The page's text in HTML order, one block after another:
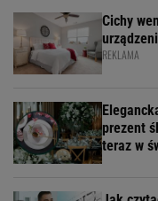
Cichy
REKLAMA
prezent
teraz w